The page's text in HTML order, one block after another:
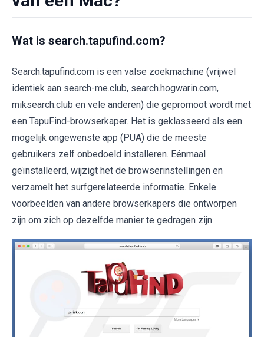
Wat is search.tapufind.com?
Search.tapufind.com is een valse zoekmachine (vrijwel
identiek aan search-me.club, search.hogwarin.com,
miksearch.club en vele anderen) die gepromoot wordt met
een TapuFind-browserkaper. Het is geklasseerd als een
mogelijk ongewenste app (PUA) die de meeste
gebruikers zelf onbedoeld installeren. Eénmaal
geïnstalleerd, wijzigt het de browserinstellingen en
verzamelt het surfgerelateerde informatie. Enkele
voorbeelden van andere browserkapers die ontworpen
zijn om zich op dezelfde manier te gedragen zijn